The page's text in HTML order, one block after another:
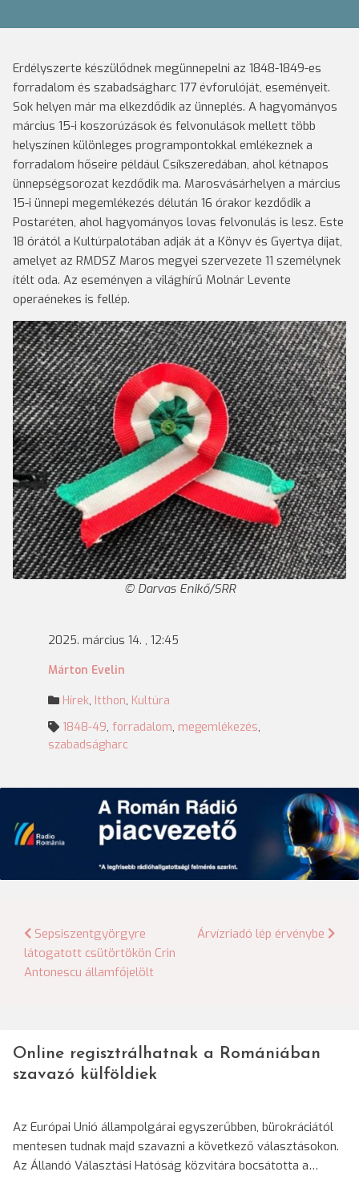
Erdélyszerte készülődnek megünnepelni az 1848-1849-es
forradalom és szabadságharc 177 évforulóját, eseményeit.
Sok helyen már ma elkezdődik az ünneplés. A hagyományos
március 15-i koszorúzások és felvonulások mellett több
helyszínen különleges programpontokkal emlékeznek a
forradalom hőseire például Csíkszeredában, ahol kétnapos
ünnepségsorozat kezdődik ma. Marosvásárhelyen a március
15-i ünnepi megemlékezés délután 16 órakor kezdődik a
Postaréten, ahol hagyományos lovas felvonulás is lesz. Este
18 órától a Kultúrpalotában adják át a Könyv és Gyertya díjat,
amelyet az RMDSZ Maros megyei szervezete 11 személynek
ítélt oda. Az eseményen a világhírű Molnár Levente
operaénekes is fellép.
Darvas Enikő/SRR
2025. március 14. , 12:45
Márton Evelin
Hírek, Itthon, Kultúra
1848-49, forradalom, megemlékezés,
szabadságharc
Bejegyzés
navigáció
Sepsiszentgyörgyre
látogatott csütörtökön Crin
Antonescu államfőjelölt
Árvízriadó lép érvénybe
Online regisztrálhatnak a Romániában
szavazó külföldiek
Az Európai Unió állampolgárai egyszerűbben, bürokráciától
mentesen tudnak majd szavazni a következő választásokon.
Az Állandó Választási Hatóság közvitára bocsátotta a…